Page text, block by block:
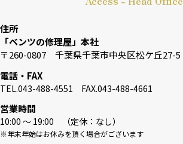
住所
「ベンツの修理屋」本社
〒260-0807 千葉県千葉市中央区松ケ丘27-5
電話・FAX
TEL.043-488-4551 FAX.043-488-4661
営業時間
10:00 〜 19:00 （定休：なし）
※年末年始はお休みを頂く場合がございます